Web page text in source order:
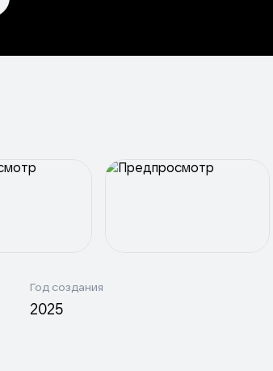
Год создания
2025